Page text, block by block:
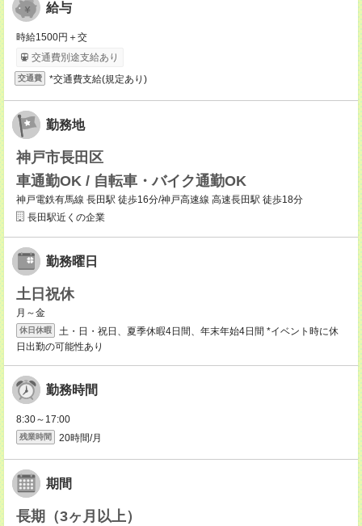
給与
時給1500円＋交
交通費別途支給あり
交通費 *交通費支給(規定あり)
勤務地
神戸市長田区
車通勤OK / 自転車・バイク通勤OK
神戸電鉄有馬線 長田駅 徒歩16分/神戸高速線 高速長田駅 徒歩18分
長田駅近くの企業
勤務曜日
土日祝休
月～金
休日休暇
土・日・祝日、夏季休暇4日間、年末年始4日間 *イベント時に休
日出勤の可能性あり
勤務時間
8:30～17:00
残業時間 20時間/月
期間
長期（3ヶ月以上）